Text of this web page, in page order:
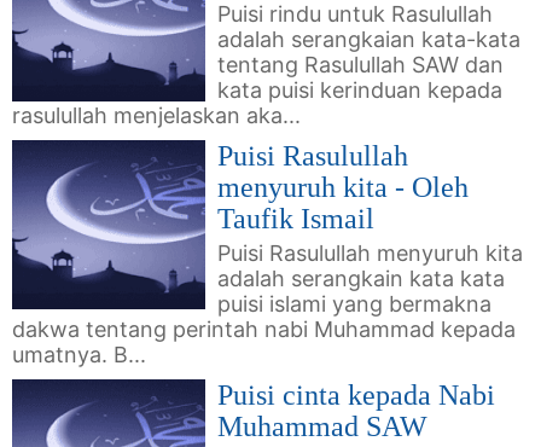
Puisi rindu untuk Rasulullah
adalah serangkaian kata-kata
tentang Rasulullah SAW dan
kata puisi kerinduan kepada
rasulullah menjelaskan aka...
Puisi Rasulullah
menyuruh kita - Oleh
Taufik Ismail
Puisi Rasulullah menyuruh kita
adalah serangkain kata kata
puisi islami yang bermakna
dakwa tentang perintah nabi Muhammad kepada
umatnya. B...
Puisi cinta kepada Nabi
Muhammad SAW